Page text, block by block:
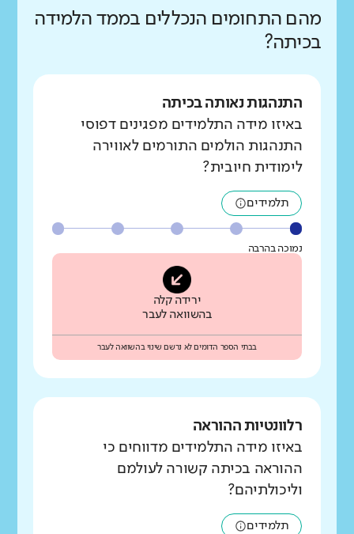
מהם התחומים הנכללים בממד הלמידה
בכיתה?
התנהגות נאותה בכיתה
באיזו מידה התלמידים מפגינים דפוסי
התנהגות הולמים התורמים לאווירה
לימודית חיובית?
תלמידים
נמוכה בהרבה
ירידה קלה
בהשוואה לעבר
בבתי הספר הדומים לא נרשם שינוי בהשוואה לעבר
רלוונטיות ההוראה
באיזו מידה התלמידים מדווחים כי
ההוראה בכיתה קשורה לעולמם
וליכולתיהם?
תלמידים